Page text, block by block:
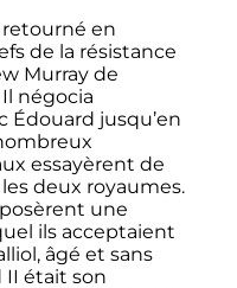
en
de la résistance
Murray de
négocia
Édouard jusqu’en
essayèrent de
deux royaumes.
une
ils acceptaient
âgé et sans
II était son